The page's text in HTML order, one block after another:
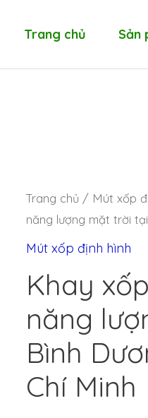
Trang chủ Sản
Trang chủ / Mút xốp
năng lượng mặt trời
Mút xốp định hình
Khay
năng
Bình
Chí Minh